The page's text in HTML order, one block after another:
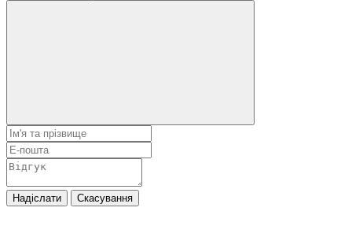
Надіслати Скасування